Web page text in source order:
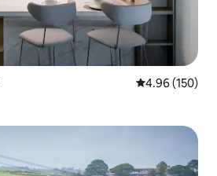
औसत रेटिंग 5 में से
4.96 (150)